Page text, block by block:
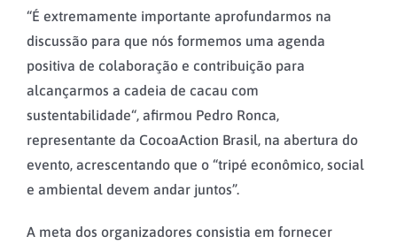
“É extremamente importante aprofundarmos na
discussão para que nós formemos uma agenda
positiva de colaboração e contribuição para
alcançarmos a cadeia de cacau com
sustentabilidade“, afirmou Pedro Ronca,
representante da CocoaAction Brasil, na abertura do
evento, acrescentando que o “tripé econômico, social
e ambiental devem andar juntos”.
A meta dos organizadores consistia em fornecer